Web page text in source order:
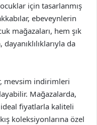
için tasarlanmış
ebeveynlerin
mağazaları, hem şık
dayanıklılıklarıyla da
mevsim indirimleri
Mağazalarda,
fiyatlarla kaliteli
koleksiyonlarına özel